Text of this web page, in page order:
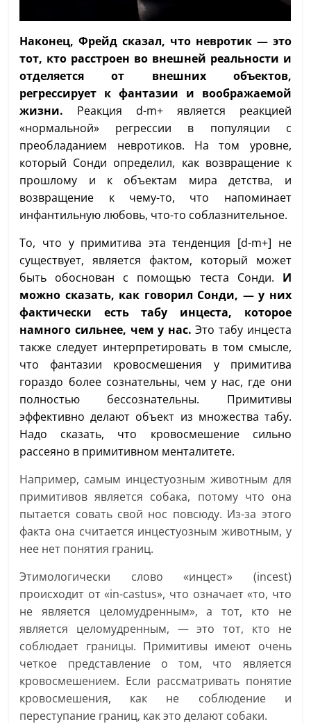
Наконец, Фрейд сказал, что невротик — это
тот, кто расстроен во внешней реальности и
отделяется от внешних объектов,
регрессирует к фантазии и воображаемой
жизни. Реакция d-m+ является реакцией
«нормальной» регрессии в популяции с
преобладанием невротиков. На том уровне,
который Сонди определил, как возвращение к
прошлому и к объектам мира детства, и
возвращение к чему-то, что напоминает
инфантильную любовь, что-то соблазнительное.
То, что у примитива эта тенденция [d-m+] не
существует, является фактом, который может
быть обоснован с помощью теста Сонди. И
можно сказать, как говорил Сонди, — у них
фактически есть табу инцеста, которое
намного сильнее, чем у нас. Это табу инцеста
также следует интерпретировать в том смысле,
что фантазии кровосмешения у примитива
гораздо более сознательны, чем у нас, где они
полностью бессознательны. Примитивы
эффективно делают объект из множества табу.
Надо сказать, что кровосмешение сильно
рассеяно в примитивном менталитете.
Например, самым инцестуозным животным для
примитивов является собака, потому что она
пытается совать свой нос повсюду. Из-за этого
факта она считается инцестуозным животным, у
нее нет понятия границ.
Этимологически слово «инцест» (incest)
происходит от «in-castus», что означает «то, что
не является целомудренным», а тот, кто не
является целомудренным, — это тот, кто не
соблюдает границы. Примитивы имеют очень
четкое представление о том, что является
кровосмешением. Если рассматривать понятие
кровосмешения, как не соблюдение и
переступание границ, как это делают собаки.